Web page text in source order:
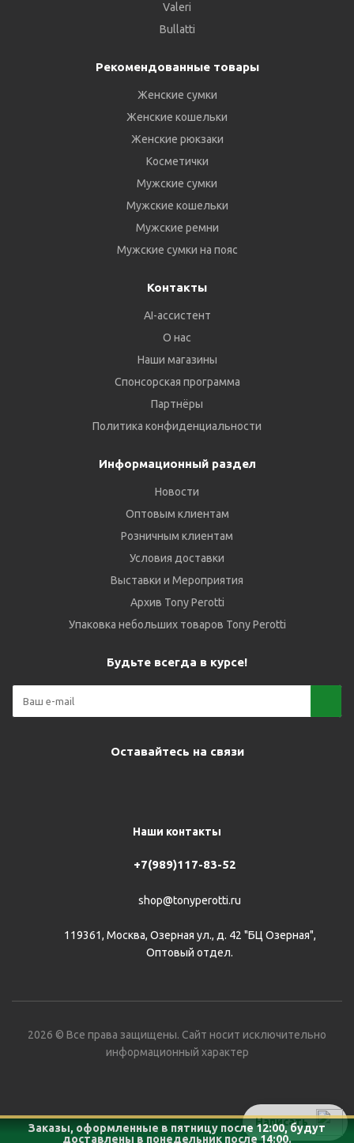
Заказы, оформленные в пятницу после 12:00, будут
доставлены в понедельник после 14:00.
Valeri
Bullatti
Рекомендованные товары
Женские сумки
Женские кошельки
Женские рюкзаки
Косметички
Мужские сумки
Мужские кошельки
Мужские ремни
Мужские сумки на пояс
Контакты
AI-ассистент
О нас
Наши магазины
Спонсорская программа
Партнёры
Политика конфиденциальности
Информационный раздел
Новости
Оптовым клиентам
Розничным клиентам
Условия доставки
Выставки и Мероприятия
Архив Tony Perotti
Упаковка небольших товаров Tony Perotti
Будьте всегда в курсе!
Оставайтесь на связи
Наши контакты
+7(989)117-83-52
shop@tonyperotti.ru
119361, Москва, Озерная ул., д. 42 "БЦ Озерная",
Оптовый отдел.
2026 © Все права защищены. Сайт носит исключительно
информационный характер
Написать